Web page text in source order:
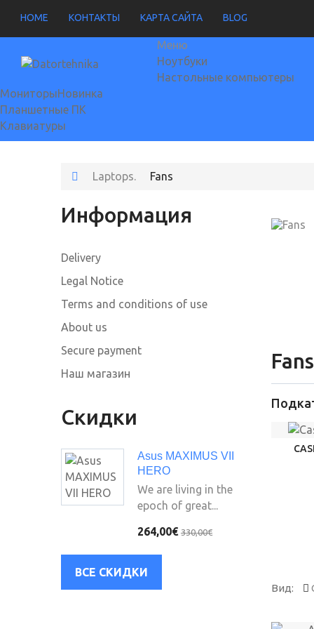
HOME КОНТАКТЫ КАРТА САЙТА BLOG
Меню
Ноутбуки
Настольные компьютеры
МониторыНовинка
Планшетные ПК
Клавиатуры
Laptops. Fans
Вид:
Информация
Delivery
Legal Notice
Terms and conditions of use
About us
Secure payment
Наш магазин
Скидки
Asus MAXIMUS VII
HERO
We are living in the
epoch of great...
264,00€ 330,00€
ВСЕ СКИДКИ